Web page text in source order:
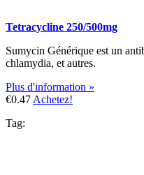
Tetracycline 250/500mg
Sumycin Générique est un
chlamydia, et autres.
Plus d'information »
€0.47 Achetez!
Tag: